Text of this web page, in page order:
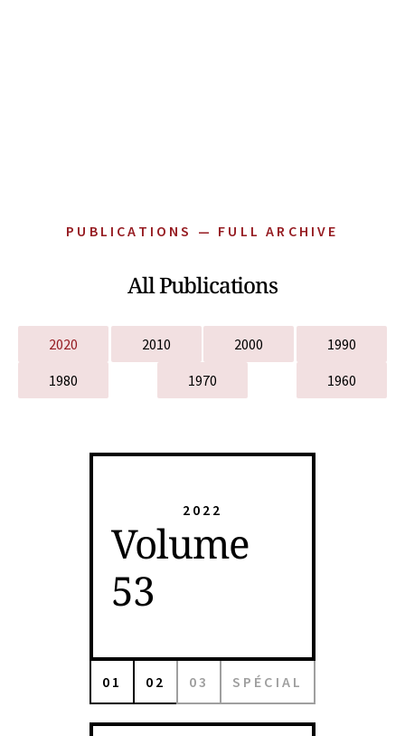
PUBLICATIONS — FULL ARCHIVE
All Publications
2020 2010 2000
1990
1980
1970 1960
2022
Volume
53
01 02 03 SPÉCIAL